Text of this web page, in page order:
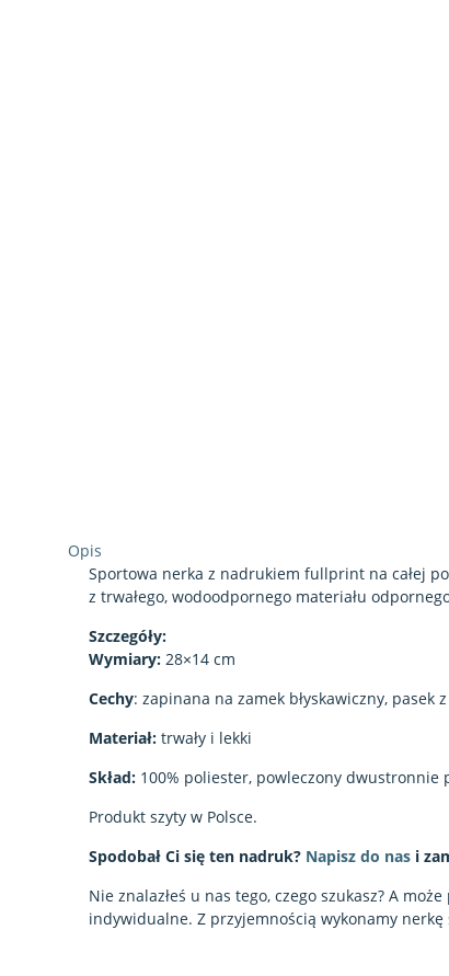
Opis
Sportowa nerka z nadrukiem fullprint na całej
z trwałego, wodoodpornego materiału
Szczegóły:
Wymiary: 28×14 cm
Cechy: zapinana na zamek błyskawiczny, pasek
Materiał: trwały i lekki
Skład: 100% poliester, powleczony dwustronnie
Produkt szyty w Polsce.
Spodobał Ci się ten nadruk? Napisz do nas i
Nie znalazłeś u nas tego, czego szukasz? A
indywidualne. Z przyjemnością wykonamy